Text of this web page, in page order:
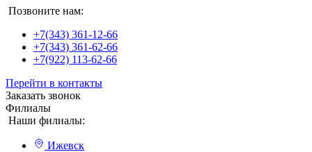
Позвоните нам:
+7(343) 361-12-66
+7(343) 361-62-66
+7(922) 113-62-66
Перейти в контакты
Заказать звонок
Филиалы
Наши филиалы:
Ижевск